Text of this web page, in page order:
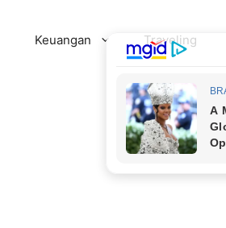
Keuangan Traveling